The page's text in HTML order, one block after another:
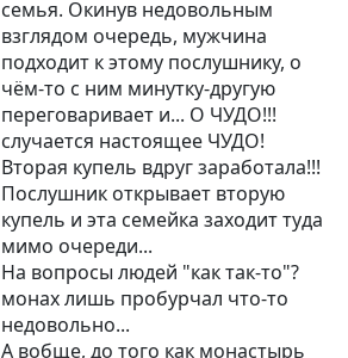
семья. Окинув недовольным
взглядом очередь, мужчина
подходит к этому послушнику, о
чём-то с ним минутку-другую
переговаривает и... О ЧУДО!!!
случается настоящее ЧУДО!
Вторая купель вдруг заработала!!!
Послушник открывает вторую
купель и эта семейка заходит туда
мимо очереди...
На вопросы людей "как так-то"?
монах лишь пробурчал что-то
недовольно...
А вобще, до того как монастырь